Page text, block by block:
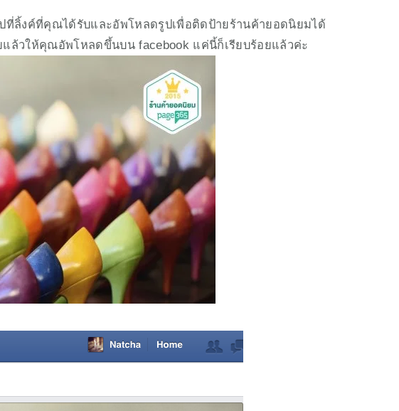
ที่ลิ้งค์ที่คุณได้รับและอัพโหลดรูปเพื่อติดป้ายร้านค้ายอดนิยมได้
ล้วให้คุณอัพโหลดขึ้นบน facebook แค่นี้ก็เรียบร้อยแล้วค่ะ